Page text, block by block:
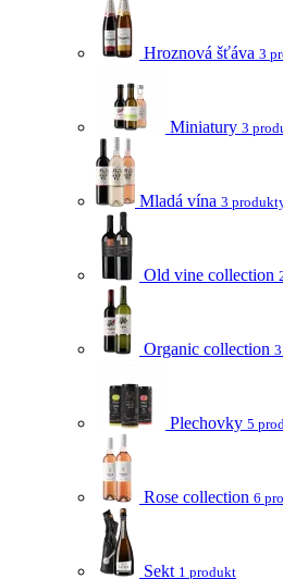
Hroznová šťáva 3
Miniatury 3
Mladá vína 3
Old vine collection
Organic collection
Plechovky 5
Rose collection 6
Sekt 1 produkt